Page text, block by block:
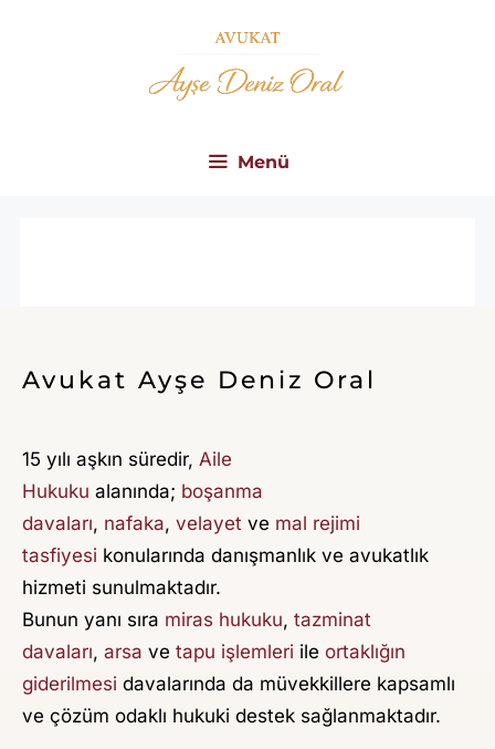
Menü
S
N
A
V
U
K
A
T
A
Y
Avukat Ayşe Deniz Oral
15 yılı aşkın süredir, Aile
Hukuku alanında; boşanma
davaları, nafaka, velayet ve mal rejimi
tasfiyesi konularında danışmanlık ve avukatlık
hizmeti sunulmaktadır.
Bunun yanı sıra miras hukuku, tazminat
davaları, arsa ve tapu işlemleri ile ortaklığın
giderilmesi davalarında da müvekkillere kapsamlı
ve çözüm odaklı hukuki destek sağlanmaktadır.